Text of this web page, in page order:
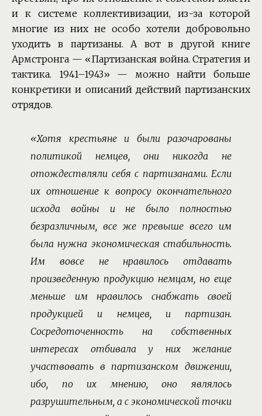
и к системе коллективизации, из-за которой
многие из них не особо хотели добровольно
уходить в партизаны. А вот в другой книге
Армстронга — «Партизанская война. Стратегия и
тактика. 1941–1943» — можно найти больше
конкретики и описаний действий партизанских
отрядов.
«Хотя крестьяне и были разочарованы
политикой немцев, они никогда не
отождествляли себя с партизанами. Если
их отношение к вопросу окончательного
исхода войны и не было полностью
безразличным, все же превыше всего им
была нужна экономическая стабильность.
Им вовсе не нравилось отдавать
произведенную продукцию немцам, но еще
меньше им нравилось снабжать своей
продукцией и немцев, и партизан.
Сосредоточенность на собственных
интересах отбивала у них желание
участвовать в партизанском движении,
ибо, по их мнению, оно являлось
разрушительным, а с экономической точки